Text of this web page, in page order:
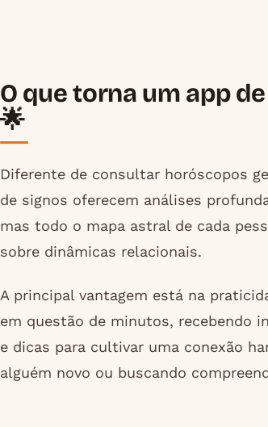
O que torna um app
🌟
Diferente de consultar horóscopos
de signos oferecem análises
mas todo o mapa astral de cada
sobre dinâmicas relacionais.
A principal vantagem está na
em questão de minutos, recebendo
e dicas para cultivar uma conexão
alguém novo ou buscando